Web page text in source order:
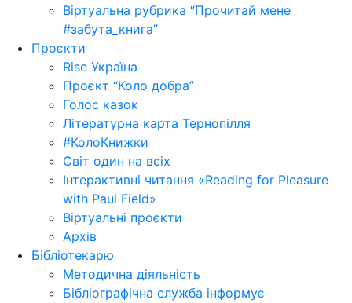
Віртуальна рубрика “Прочитай мене
#забута_книга”
Проєкти
Rise Україна
Проєкт “Коло добра”
Голос казок
Літературна карта Тернопілля
#КолоКнижки
Світ один на всіх
Інтерактивні читання «Reading for Pleasure
with Paul Field»
Віртуальні проєкти
Архів
Бібліотекарю
Методична діяльність
Бібліографічна служба інформує